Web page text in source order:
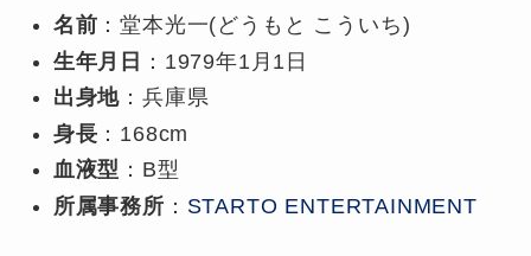
名前 ：堂本光一(どうもと こういち)
生年月日
：1979年1月1日
出身地 ：兵庫県
身長 ：168cm
血液型 ：B型
所属事務所 ： STARTO ENTERTAINMENT